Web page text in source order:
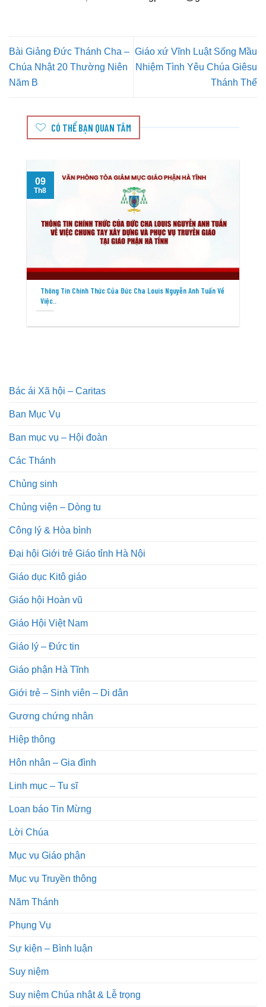
Bài Giảng Đức Thánh Cha –
Chúa Nhật 20 Thường Niên
Năm B
Giáo xứ Vĩnh Luật Sống Mầu
Nhiệm Tình Yêu Chúa Giêsu
Thánh Thể
CÓ THỂ BẠN QUAN TÂM
Thông Tin Chính Thức Của Đức Cha Louis Nguyễn Anh Tuấn Về
Việc..
09
Th8
Bác ái Xã hội – Caritas
Ban Mục Vụ
Ban mục vụ – Hội đoàn
Các Thánh
Chủng sinh
Chủng viện – Dòng tu
Công lý & Hòa bình
Đại hội Giới trẻ Giáo tỉnh Hà Nội
Giáo dục Kitô giáo
Giáo hội Hoàn vũ
Giáo Hội Việt Nam
Giáo lý – Đức tin
Giáo phận Hà Tĩnh
Giới trẻ – Sinh viên – Di dân
Gương chứng nhân
Hiệp thông
Hôn nhân – Gia đình
Linh mục – Tu sĩ
Loan báo Tin Mừng
Lời Chúa
Mục vụ Giáo phận
Mục vụ Truyền thông
Năm Thánh
Phụng Vụ
Sự kiện – Bình luận
Suy niệm
Suy niệm Chúa nhật & Lễ trọng